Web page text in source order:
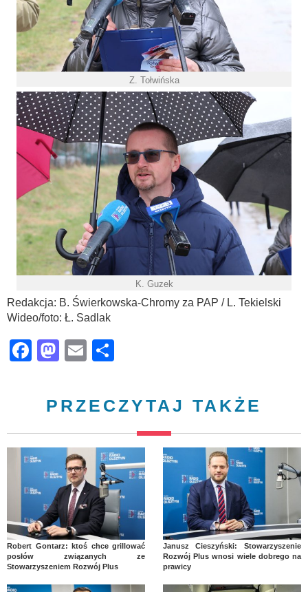
Z. Tołwińska
K. Guzek
Redakcja: B. Świerkowska-Chromy za PAP / L. Tekielski
Wideo/foto: Ł. Sadlak
Facebook
Mastodon
Email
PRZECZYTAJ TAKŻE
Robert Gontarz: ktoś chce grillować
posłów związanych ze
Stowarzyszeniem Rozwój Plus
Janusz Cieszyński: Stowarzyszenie
Rozwój Plus wnosi wiele dobrego na
prawicy